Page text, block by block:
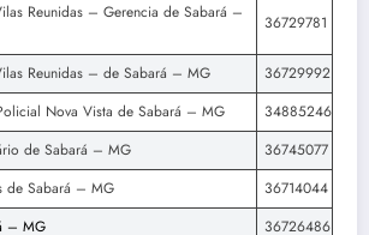
Reunidas – Gerencia de Sabará –
36729781
Reunidas – de Sabará – MG
36729992
Nova Vista de Sabará – MG
34885246
de Sabará – MG
36745077
de Sabará – MG
36714044
– MG
36726486